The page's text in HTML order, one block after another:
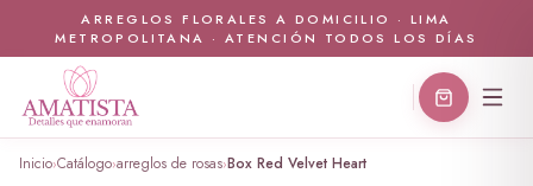
ARREGLOS FLORALES A DOMICILIO · LIMA
METROPOLITANA · ATENCIÓN TODOS LOS DÍAS
Inicio›Catálogo›arreglos de rosas›Box Red Velvet Heart